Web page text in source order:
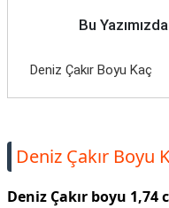
Bu
Deniz Çakır Boyu Kaç
Deniz Çakır Boyu
Deniz Çakır boyu 1,74